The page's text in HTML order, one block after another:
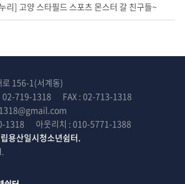
리] 고양 스타필드 스포츠 몬스터 갈 친구들~
로 156-1(서계동)
02-719-1318
FAX : 02-713-1318
1318
아웃리치 : 010-5771-1388
용산일시청소년쉼터.